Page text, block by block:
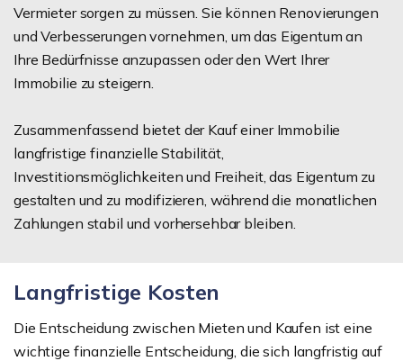
Vermieter sorgen zu müssen. Sie können Renovierungen
und Verbesserungen vornehmen, um das Eigentum an
Ihre Bedürfnisse anzupassen oder den Wert Ihrer
Immobilie zu steigern.
Zusammenfassend bietet der Kauf einer Immobilie
langfristige finanzielle Stabilität,
Investitionsmöglichkeiten und Freiheit, das Eigentum zu
gestalten und zu modifizieren, während die monatlichen
Zahlungen stabil und vorhersehbar bleiben.
Langfristige Kosten
Die Entscheidung zwischen Mieten und Kaufen ist eine
wichtige finanzielle Entscheidung, die sich langfristig auf